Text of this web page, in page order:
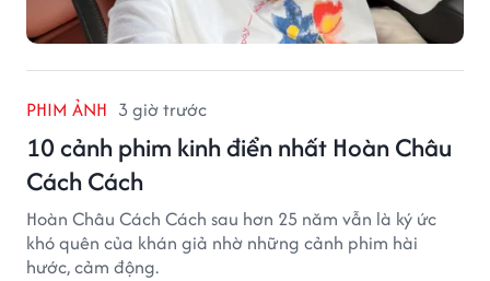
PHIM ẢNH 3 giờ trước
10 cảnh phim kinh điển nhất Hoàn Châu
Cách Cách
Hoàn Châu Cách Cách sau hơn 25 năm vẫn là ký ức
khó quên của khán giả nhờ những cảnh phim hài
hước, cảm động.